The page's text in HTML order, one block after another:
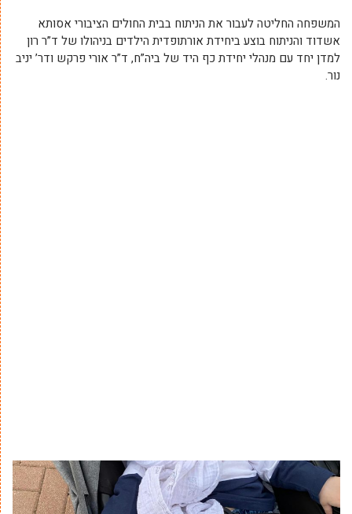
המשפחה החליטה לעבור את הניתוח בבית החולים הציבורי אסותא
אשדוד והניתוח בוצע ביחידת אורתופדית הילדים בניהולו של ד”ר רון
למדן יחד עם מנהלי יחידת כף היד של ביה”ח, ד”ר אורי פרקש ודר’ יניב
נור.